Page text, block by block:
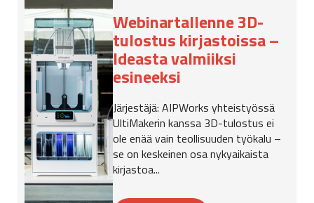
Webinartallenne 3D-
tulostus kirjastoissa –
Ideasta valmiiksi
esineeksi
Järjestäjä: AIPWorks yhteistyössä
UltiMakerin kanssa 3D-tulostus ei
ole enää vain teollisuuden työkalu –
se on keskeinen osa nykyaikaista
kirjastoa...